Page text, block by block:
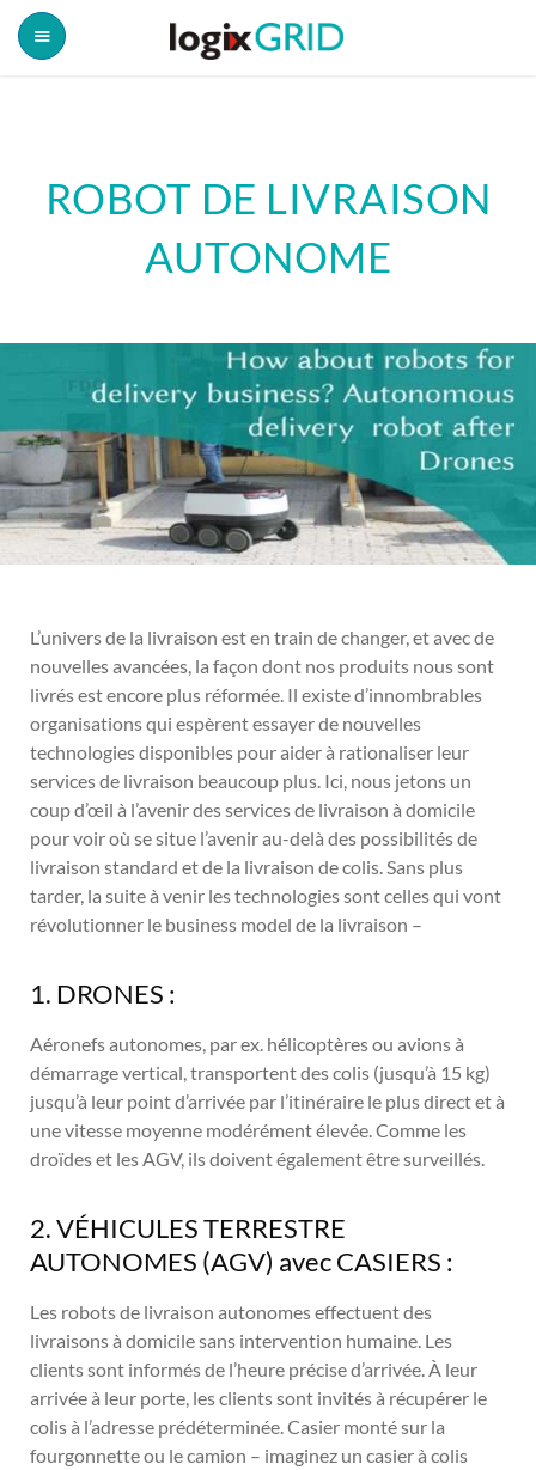
ROBOT DE LIVRAISON
AUTONOME
L’univers de la livraison est en train de changer, et avec de
nouvelles avancées, la façon dont nos produits nous sont
livrés est encore plus réformée. Il existe d’innombrables
organisations qui espèrent essayer de nouvelles
technologies disponibles pour aider à rationaliser leur
services de livraison beaucoup plus. Ici, nous jetons un
coup d’œil à l’avenir des services de livraison à domicile
pour voir où se situe l’avenir au-delà des possibilités de
livraison standard et de la livraison de colis. Sans plus
tarder, la suite à venir les technologies sont celles qui vont
révolutionner le business model de la livraison –
1. DRONES :
Aéronefs autonomes, par ex. hélicoptères ou avions à
démarrage vertical, transportent des colis (jusqu’à 15 kg)
jusqu’à leur point d’arrivée par l’itinéraire le plus direct et à
une vitesse moyenne modérément élevée. Comme les
droïdes et les AGV, ils doivent également être surveillés.
2. VÉHICULES TERRESTRE
AUTONOMES (AGV) avec CASIERS :
Les robots de livraison autonomes effectuent des
livraisons à domicile sans intervention humaine. Les
clients sont informés de l’heure précise d’arrivée. À leur
arrivée à leur porte, les clients sont invités à récupérer le
colis à l’adresse prédéterminée. Casier monté sur la
fourgonnette ou le camion – imaginez un casier à colis